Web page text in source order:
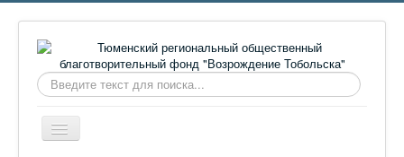
Искать...
Включить/
выключить